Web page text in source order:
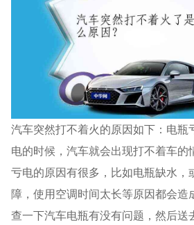
汽车突然打不着火的原因如下：电瓶
电的时候，汽车就会出现打不着车的
亏电的原因有很多，比如电瓶缺水，
障，使用空调时间太长等原因都会造
查一下汽车电瓶有没有问题，然后送